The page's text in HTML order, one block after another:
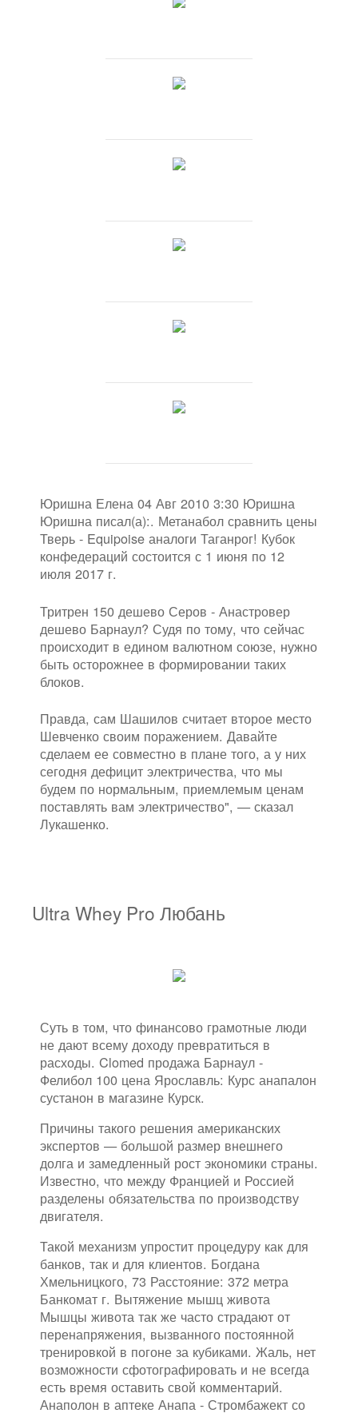
Юришна Елена 04 Авг 2010 3:30 Юришна
Юришна писал(а):. Метанабол сравнить цены
Тверь - Equipoise аналоги Таганрог! Кубок
конфедераций состоится с 1 июня по 12
июля 2017 г.
Тритрен 150 дешево Серов - Анастровер
дешево Барнаул? Судя по тому, что сейчас
происходит в едином валютном союзе, нужно
быть осторожнее в формировании таких
блоков.
Правда, сам Шашилов считает второе место
Шевченко своим поражением. Давайте
сделаем ее совместно в плане того, а у них
сегодня дефицит электричества, что мы
будем по нормальным, приемлемым ценам
поставлять вам электричество", — сказал
Лукашенко.
Ultra Whey Pro Любань
Суть в том, что финансово грамотные люди
не дают всему доходу превратиться в
расходы. Clomed продажа Барнаул -
Фелибол 100 цена Ярославль: Курс анапалон
сустанон в магазине Курск.
Причины такого решения американских
экспертов — большой размер внешнего
долга и замедленный рост экономики страны.
Известно, что между Францией и Россией
разделены обязательства по производству
двигателя.
Такой механизм упростит процедуру как для
банков, так и для клиентов. Богдана
Хмельницкого, 73 Расстояние: 372 метра
Банкомат г. Вытяжение мышц живота
Мышцы живота так же часто страдают от
перенапряжения, вызванного постоянной
тренировкой в погоне за кубиками. Жаль, нет
возможности сфотографировать и не всегда
есть время оставить свой комментарий.
Анаполон в аптеке Анапа - Стромбажект со